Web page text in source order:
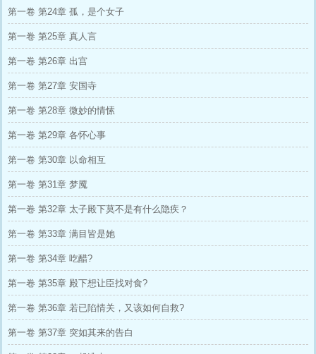
第一卷 第24章 孤，是个女子
第一卷 第25章 真人言
第一卷 第26章 出宫
第一卷 第27章 安国寺
第一卷 第28章 微妙的情愫
第一卷 第29章 各怀心事
第一卷 第30章 以命相互
第一卷 第31章 梦魇
第一卷 第32章 太子殿下莫不是有什么隐疾？
第一卷 第33章 满目皆是她
第一卷 第34章 吃醋?
第一卷 第35章 殿下想让臣找对食?
第一卷 第36章 若已陷情关，又该如何自救?
第一卷 第37章 突如其来的告白